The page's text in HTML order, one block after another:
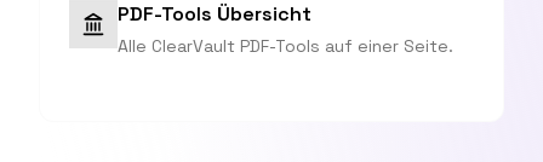
PDF-Tools Übersicht
Alle ClearVault PDF-Tools auf einer Seite.